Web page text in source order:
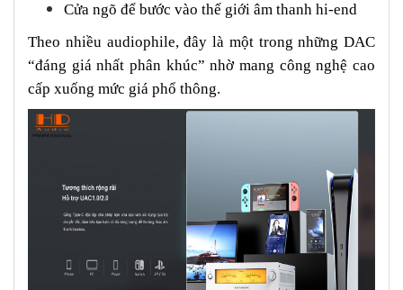
Cửa ngõ để bước vào thế giới âm thanh hi-end
Theo nhiều audiophile, đây là một trong những DAC
“đáng giá nhất phân khúc” nhờ mang công nghệ cao
cấp xuống mức giá phổ thông.